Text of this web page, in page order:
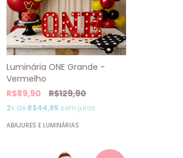
Luminária ONE Grande -
Vermelho
R$89,90
R$129,90
2x de R$44,95 sem juros
ABAJURES E LUMINÁRIAS